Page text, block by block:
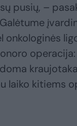
pusių, –
onkologinės
laiko kitiems